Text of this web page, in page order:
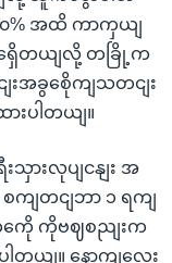
၀% အထိ ကာကှယျ
ရှေိတယျလို့ တခြို့က
းအခွစေိုကျသတငျး
းပါတယျ။
သှားလုပျငနျး အ
ကျတငျဘာ ၁ ရကျ
တှကေို ကိုဗဈစညျးက
ါတယျ။ နောကျလေး